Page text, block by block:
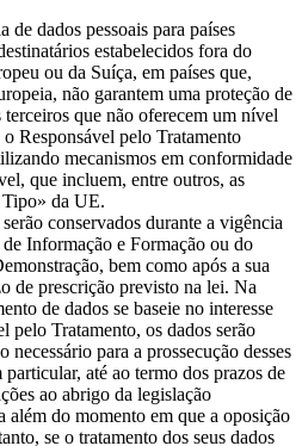
de dados pessoais para países
estabelecidos fora do
ou da Suíça, em países que,
não garantem uma proteção de
terceiros que não oferecem um nível
Responsável pelo Tratamento
mecanismos em conformidade
que incluem, entre outros, as
da UE.
conservados durante a vigência
Informação e Formação ou do
bem como após a sua
de prescrição previsto na lei. Na
de dados se baseie no interesse
pelo Tratamento, os dados serão
necessário para a prossecução desses
até ao termo dos prazos de
ao abrigo da legislação
além do momento em que a oposição
se o tratamento dos seus dados